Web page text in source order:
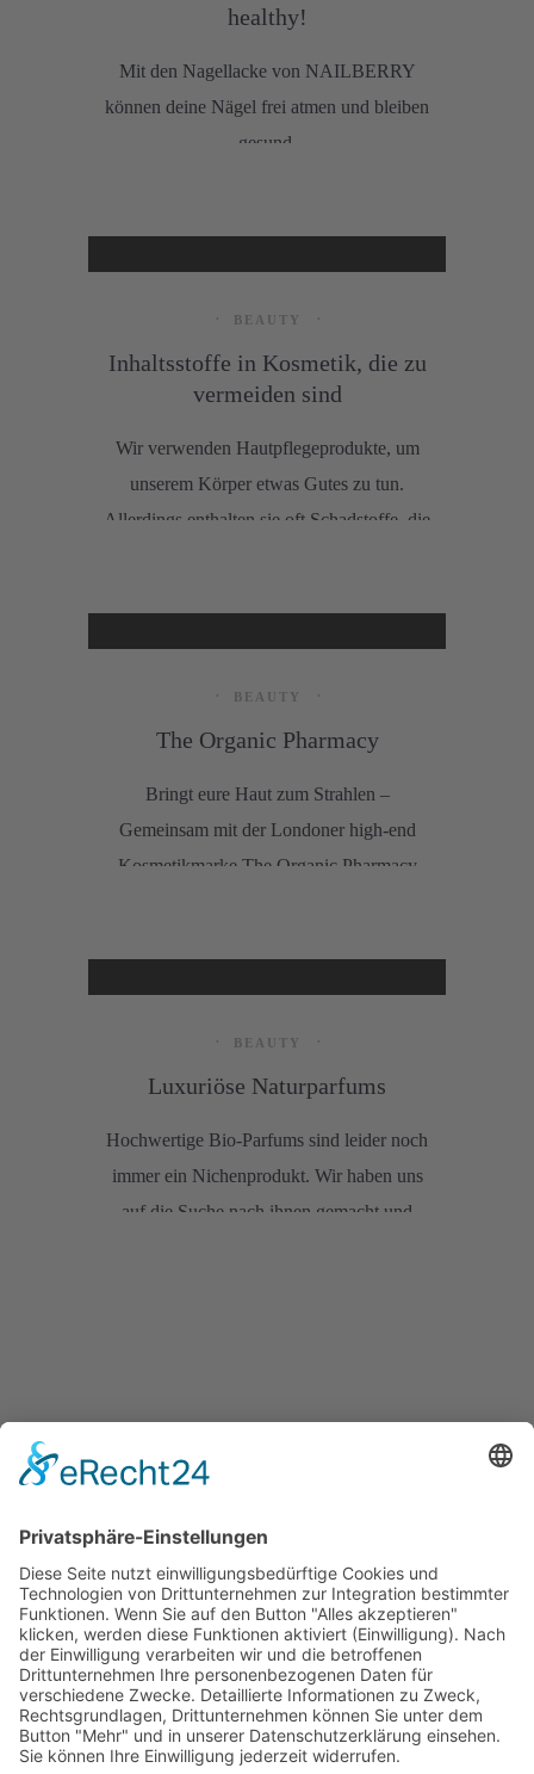
healthy!
Mit den Nagellacke von NAILBERRY
können deine Nägel frei atmen und bleiben
gesund.
BEAUTY
Inhaltsstoffe in Kosmetik, die zu
vermeiden sind
Wir verwenden Hautpflegeprodukte, um
unserem Körper etwas Gutes zu tun.
Allerdings enthalten sie oft Schadstoffe, die
BEAUTY
The Organic Pharmacy
Bringt eure Haut zum Strahlen –
Gemeinsam mit der Londoner high-end
Kosmetikmarke The Organic Pharmacy
BEAUTY
Luxuriöse Naturparfums
Hochwertige Bio-Parfums sind leider noch
immer ein Nichenprodukt. Wir haben uns
auf die Suche nach ihnen gemacht und
SOCIAL MEDIA